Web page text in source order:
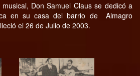
Don Samuel Claus se dedicó a
en su casa del barrio de Almagro
el 26 de Julio de 2003.